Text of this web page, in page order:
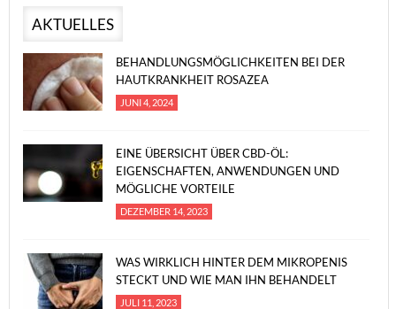
AKTUELLES
BEHANDLUNGSMÖGLICHKEITEN BEI DER
HAUTKRANKHEIT ROSAZEA
JUNI 4, 2024
EINE ÜBERSICHT ÜBER CBD-ÖL:
EIGENSCHAFTEN, ANWENDUNGEN UND
MÖGLICHE VORTEILE
DEZEMBER 14, 2023
WAS WIRKLICH HINTER DEM MIKROPENIS
STECKT UND WIE MAN IHN BEHANDELT
JULI 11, 2023